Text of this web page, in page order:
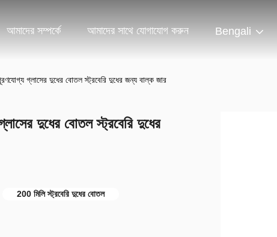
আমাদের সম্পর্কে আমাদের সাথে যোগাযোগ করুন Bengali
গ্লাসের দুধের বোতল স্ট্রবেরি দুধের জন্য বাল্ক জার
দুধের বোতল স্ট্রবেরি দুধের
200 মিলি স্ট্রবেরি দুধের বোতল